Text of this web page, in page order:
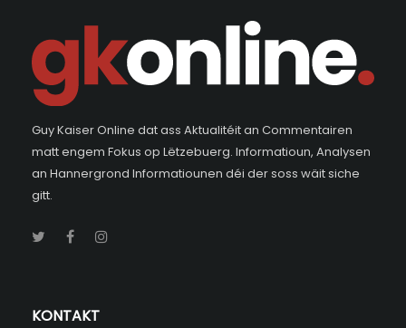
Guy Kaiser Online dat ass Aktualitéit an Commentairen
matt engem Fokus op Lëtzebuerg. Informatioun, Analysen
an Hannergrond Informatiounen déi der soss wäit siche
gitt.
KONTAKT